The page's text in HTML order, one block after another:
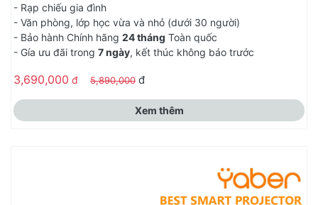
- Rạp chiếu gia đình
- Văn phòng, lớp học vừa và nhỏ (dưới 30 người)
- Bảo hành Chính hãng 24 tháng Toàn quốc
- Gía ưu đãi trong 7 ngày, kết thúc không báo trước
3,690,000 đ 5,890,000 đ
Xem thêm